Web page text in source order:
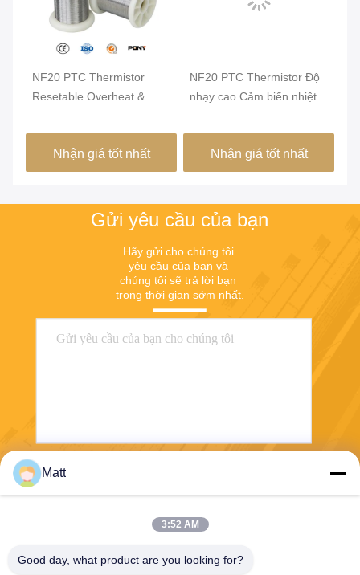
NF20 PTC Thermistor
Resetable Overheat &
Resistor NF20 PTC
Thermistor Resetable
Overheat & Overcurrent
PTC Thermistor có thể đặt
lại chống quá nóng và quá
Nhận giá tốt nhất
NF20 PTC Thermistor Độ
nhạy cao Cảm biến nhiệt
việc giám sát quá nóng
của động cơ và các thành
phần điện
Nhận giá tốt nhất
Gửi yêu cầu của bạn
Hãy gửi cho chúng tôi
yêu cầu của bạn và
chúng tôi sẽ trả lời bạn
trong thời gian sớm nhất.
Matt
3:52 AM
Good day, what product are you looking for?